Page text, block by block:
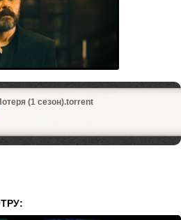
(1 сезон).torrent